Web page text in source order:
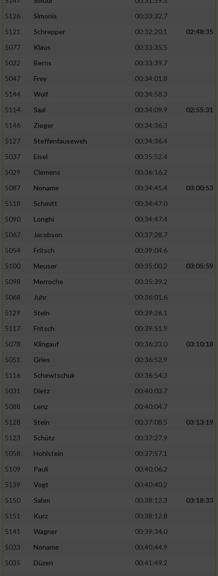
5126
Simonis
00:33:32.7
5121
Schrepper 00:32:20.1
02:48:35
5077
Klaus
00:33:35.5
5022
Berns
00:33:39.7
5047
Frey
00:34:01.8
5144
Wolf
00:34:58.3
5114
Saal 00:34:09.9
02:55:31
5146
Zieger
00:34:36.3
5127
Steffenfauseweh
00:34:36.4
5037
Eisel
00:35:52.4
5029
Clemens
00:36:16.2
5087
Noname 00:34:45.4
03:00:53
5118
Schmitt
00:34:47.0
5090
Longhi
00:34:47.4
5067
Jacobson
00:37:28.7
5054
Fritsch
00:39:04.6
5100
Meuser 00:35:00.2
03:05:59
5098
Merroche
00:35:39.2
5068
Juhr
00:36:01.6
5129
Stein
00:39:26.1
5117
Fritsch
00:39:51.9
5078
Klingauf 00:36:23.0
03:10:18
5051
Gries
00:36:52.9
5116
Schewtschuk
00:36:54.3
5031
Dietz
00:40:03.7
5088
Lenz
00:40:04.7
5128
Stein 00:37:08.5
03:13:19
5123
Schütz
00:37:27.9
5058
Hohlstein
00:37:57.1
5109
Pauli
00:40:06.2
5139
Vogt
00:40:40.2
5150
Sahm 00:38:12.3
03:18:33
5151
Kurz
00:38:12.8
5141
Wagner
00:39:34.0
5033
Noname
00:40:44.9
5035
Düzen
00:41:49.2